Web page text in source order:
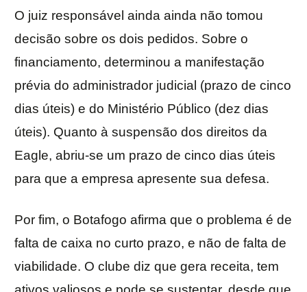
O juiz responsável ainda ainda não tomou
decisão sobre os dois pedidos. Sobre o
financiamento, determinou a manifestação
prévia do administrador judicial (prazo de cinco
dias úteis) e do Ministério Público (dez dias
úteis). Quanto à suspensão dos direitos da
Eagle, abriu-se um prazo de cinco dias úteis
para que a empresa apresente sua defesa.
Por fim, o Botafogo afirma que o problema é de
falta de caixa no curto prazo, e não de falta de
viabilidade. O clube diz que gera receita, tem